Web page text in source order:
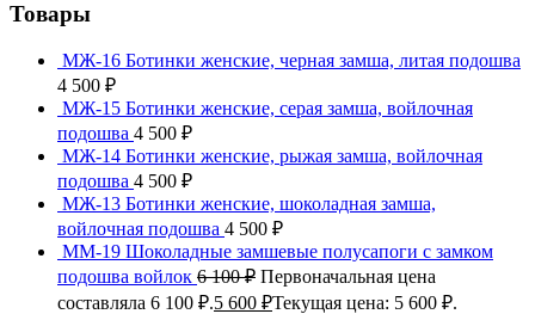
Товары
МЖ-16 Ботинки женские, черная замша, литая подошва
4 500 ₽
МЖ-15 Ботинки женские, серая замша, войлочная
подошва 4 500 ₽
МЖ-14 Ботинки женские, рыжая замша, войлочная
подошва 4 500 ₽
МЖ-13 Ботинки женские, шоколадная замша,
войлочная подошва 4 500 ₽
ММ-19 Шоколадные замшевые полусапоги с замком
подошва войлок 6 100₽ Первоначальная цена
составляла 6 100 ₽.5 600 ₽Текущая цена: 5 600 ₽.